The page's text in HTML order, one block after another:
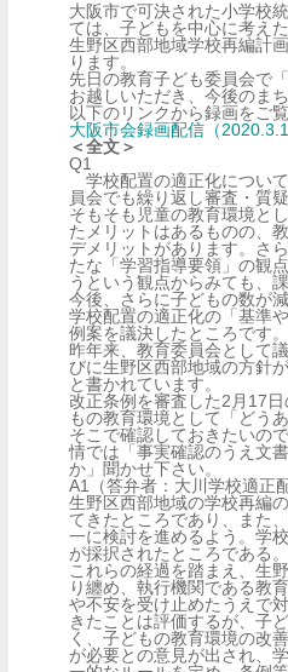
大阪市で可決された小学校
ては、子どもを中心に考え
生野区西部地域学校再編計
ります。
先日の教育子ども委員会で
お越しいただき、今後のま
以下のリンクから録画をご
大阪市会録画配信（
＜全文＞
Q1
学校配置の適正化につい
員会でも繰り返し審査・質
そもそも児童の教育環境と
たメリットはあるものの、
デメリットがあります。さ
たな「学習指導要領」の観
うという観点からみても、
今後、さらに子どもの数が
学校配置の適正化の「基準
例案を議決したところです。
昨年来、教育委員会として
びに生野区西部地域の方針
と書かれています。
改正条例を審査した2月17
もの教育環境として「どう
そこで確認しておきたいの
情では「事実確認のうえ文
か」聞かせ下さい。
A1（答弁者：大川学校適正
生野区西部地域の学校再編
てきたところであり、また
一に検討を進めるよう。学
が採択されたところである。
これらの経過を踏まえ、生
り纏め、執行機関である教
や不安を受け止めたうえで
きたことは評価するが、子
く、子どもの教育環境の改
が必要との意見が出され、